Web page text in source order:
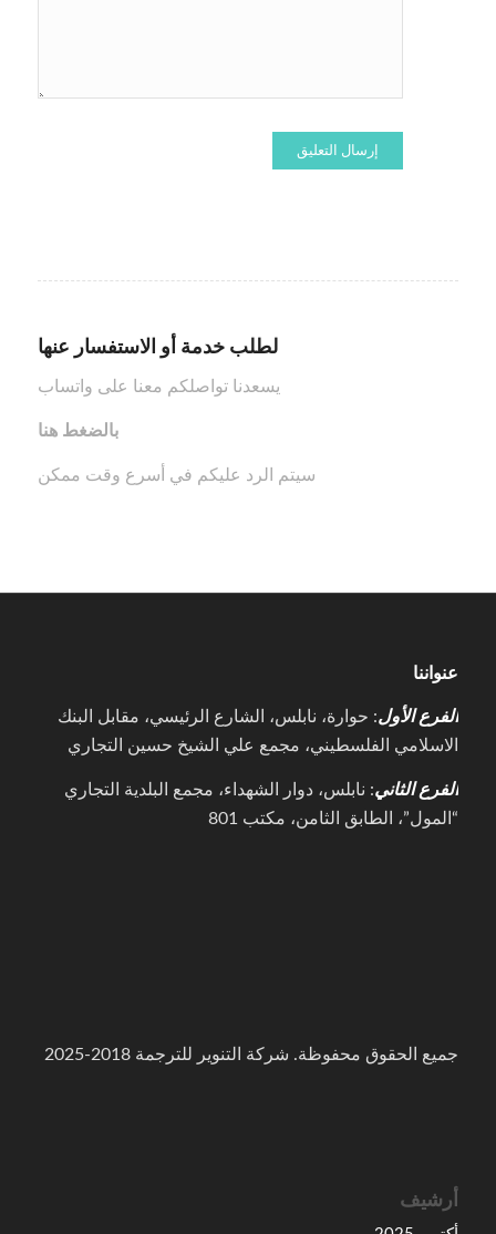
لطلب خدمة أو الاستفسار عنها
يسعدنا تواصلكم معنا على واتساب
بالضغط هنا
سيتم الرد عليكم في أسرع وقت ممكن
عنواننا
الفرع الأول: حوارة، نابلس، الشارع الرئيسي، مقابل البنك
الاسلامي الفلسطيني، مجمع علي الشيخ حسين التجاري
الفرع الثاني: نابلس، دوار الشهداء، مجمع البلدية التجاري
“المول”، الطابق الثامن، مكتب 801
جميع الحقوق محفوظة. شركة التنوير للترجمة 2018-2025
أرشيف